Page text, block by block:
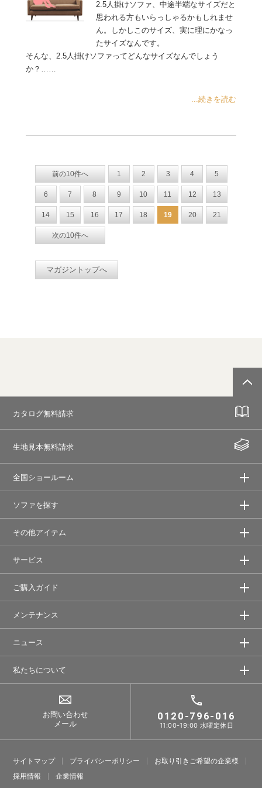
2.5人掛けソファ、中途半端なサイズだと
思われる方もいらっしゃるかもしれませ
ん。しかしこのサイズ、実に理にかなっ
たサイズなんです。
そんな、2.5人掛けソファってどんなサイズなんでしょう
か？……
...続きを読む
前の10件へ 1 2 3 4 5
6 7 8 9 10 11 12 13
14 15 16 17 18 19 20 21
次の10件へ
マガジントップへ
カタログ無料請求
生地見本無料請求
全国ショールーム
ソファを探す
その他アイテム
サービス
ご購入ガイド
メンテナンス
ニュース
私たちについて
お問い合わせ
メール
0120-796-016
11:00-19:00 水曜定休日
サイトマップ プライバシーポリシー
お取り引きご希望の企業様
採⽤情報
企業情報